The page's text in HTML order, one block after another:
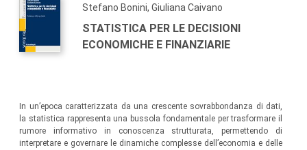
Stefano Bonini, Giuliana Caivano
STATISTICA PER LE DECISIONI
ECONOMICHE E FINANZIARIE
In un’epoca caratterizzata da una crescente sovrabbondanza di dati,
la statistica rappresenta una bussola fondamentale per trasformare il
rumore informativo in conoscenza strutturata, permettendo di
interpretare e governare le dinamiche complesse dell’economia e delle